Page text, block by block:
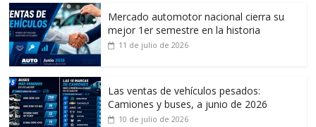
Mercado automotor nacional cierra su
mejor 1er semestre en la historia
11 de julio de 2026
Las ventas de vehículos pesados:
Camiones y buses, a junio de 2026
10 de julio de 2026